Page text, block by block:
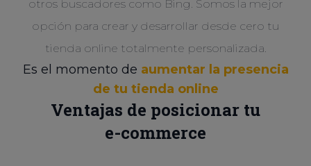
otros buscadores como Bing. Somos la mejor
opción para crear y desarrollar desde cero tu
tienda online totalmente personalizada.
Es el momento de aumentar la presencia
de tu tienda online
Ventajas de posicionar tu
e-commerce